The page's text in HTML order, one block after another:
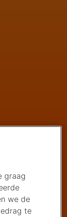
graag
we de
te